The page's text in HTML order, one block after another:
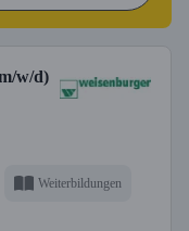
w/d)
Weiterbildungen